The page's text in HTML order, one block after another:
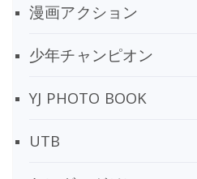
漫画アクション
少年チャンピオン
YJ PHOTO BOOK
UTB